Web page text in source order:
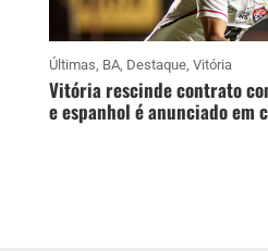
Últimas BA, Destaque, Vitória
Vitória rescinde contrato
e espanhol é anunciado em